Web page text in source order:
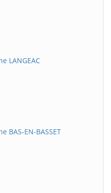
LANGEAC
BAS-EN-BASSET